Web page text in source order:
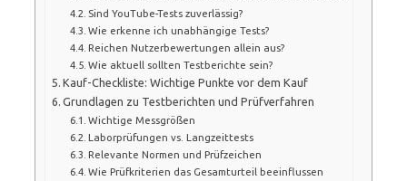
Sind YouTube-Tests zuverlässig?
Wie erkenne ich unabhängige Tests?
Reichen Nutzerbewertungen allein aus?
Wie aktuell sollten Testberichte sein?
Kauf-Checkliste: Wichtige Punkte vor dem Kauf
Grundlagen zu Testberichten und Prüfverfahren
Wichtige Messgrößen
Laborprüfungen vs. Langzeittests
Relevante Normen und Prüfzeichen
Wie Prüfkriterien das Gesamturteil beeinflussen